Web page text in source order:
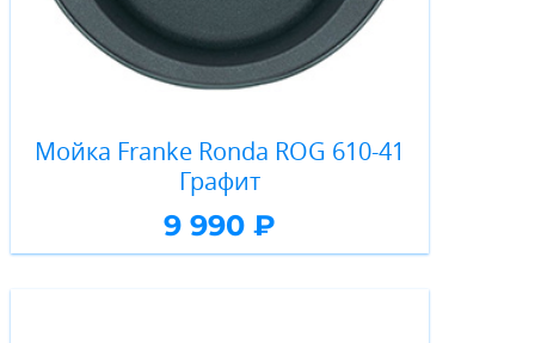
Мойка Franke Ronda ROG 610-41
Графит
9 990 ₽